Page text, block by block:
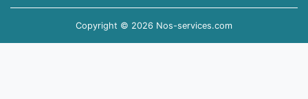
Copyright © 2026 Nos-services.com